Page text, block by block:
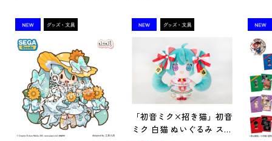
「初音ミク×招き猫」初音
ミク 白猫 ぬいぐるみ スタ